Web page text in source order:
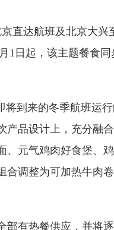
直达航班及北京大
1日起，该主题餐食
将到来的冬季航班运
产品设计上，充分融
、元气鸡肉好食堡、
合调整为可加热牛肉
有热餐供应，并将逐